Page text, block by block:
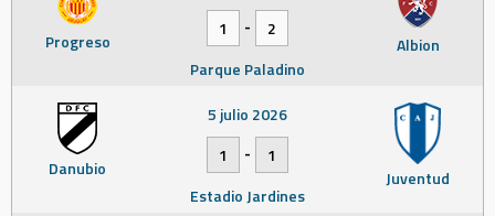
Progreso Albion
1
-
2
Parque Paladino
Danubio Juventud
5 julio 2026
1
-
1
Estadio Jardines